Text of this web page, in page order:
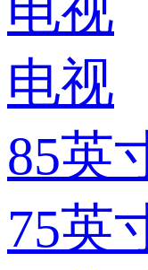
电视
85英
75英